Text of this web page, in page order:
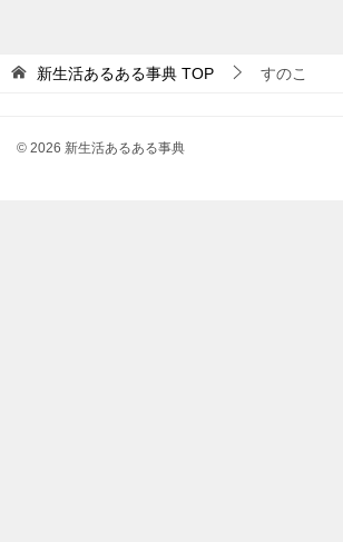
新生活あるある事典 TOP すのこ
© 2026 新生活あるある事典